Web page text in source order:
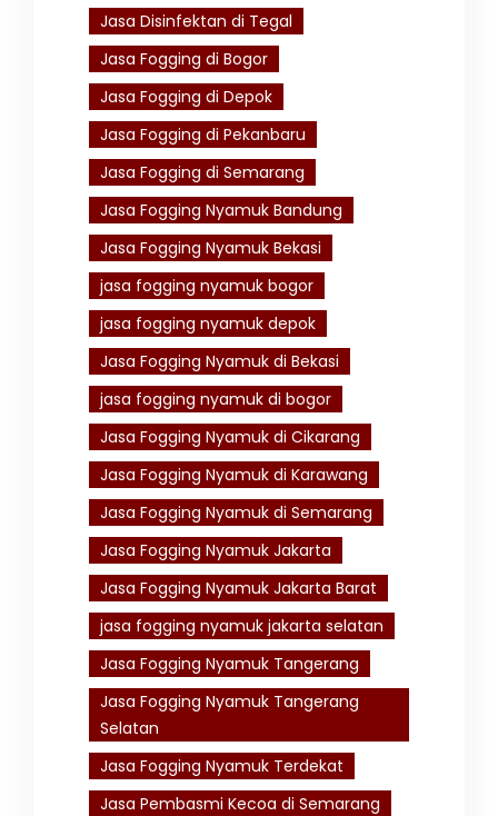
Jasa Disinfektan di Tegal
Jasa Fogging di Bogor
Jasa Fogging di Depok
Jasa Fogging di Pekanbaru
Jasa Fogging di Semarang
Jasa Fogging Nyamuk Bandung
Jasa Fogging Nyamuk Bekasi
jasa fogging nyamuk bogor
jasa fogging nyamuk depok
Jasa Fogging Nyamuk di Bekasi
jasa fogging nyamuk di bogor
Jasa Fogging Nyamuk di Cikarang
Jasa Fogging Nyamuk di Karawang
Jasa Fogging Nyamuk di Semarang
Jasa Fogging Nyamuk Jakarta
Jasa Fogging Nyamuk Jakarta Barat
jasa fogging nyamuk jakarta selatan
Jasa Fogging Nyamuk Tangerang
Jasa Fogging Nyamuk Tangerang
Selatan
Jasa Fogging Nyamuk Terdekat
Jasa Pembasmi Kecoa di Semarang